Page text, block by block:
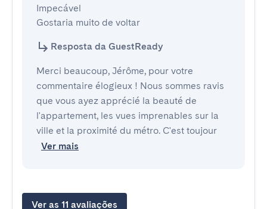
Impecável
Gostaria muito de voltar
Resposta da GuestReady
Merci beaucoup, Jérôme, pour votre
commentaire élogieux ! Nous sommes ravis
que vous ayez apprécié la beauté de
l'appartement, les vues imprenables sur la
ville et la proximité du métro. C'est toujour
Ver mais
Ver as 11 avaliações